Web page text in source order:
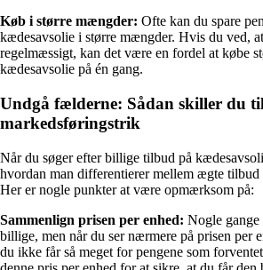
Køb i større mængder: Ofte kan du spare
kædesavsolie i større mængder. Hvis du ved,
regelmæssigt, kan det være en fordel at købe
kædesavsolie på én gang.
Undgå fælderne: Sådan skiller du
markedsføringstrik
Når du søger efter billige tilbud på
hvordan man differentierer mellem ægte
Her er nogle punkter at være opmærksom på:
Sammenlign prisen per enhed: Nogle
billige, men når du ser nærmere på prisen per
du ikke får så meget for pengene som